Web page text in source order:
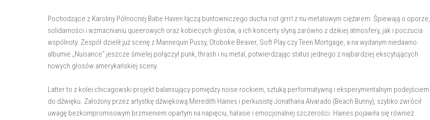
Pochodzące z Karoliny Północnej Babe Haven łączą buntowniczego ducha riot grrrl z nu-metalowym ciężarem. Śpiewają o oporze,
solidarności i wzmacnianiu queerowych oraz kobiecych głosów, a ich koncerty słyną zarówno z dzikiej atmosfery, jak i poczucia
wspólnoty. Zespół dzielił już scenę z Mannequin Pussy, Otoboke Beaver, Soft Play czy Teen Mortgage, a na wydanym niedawno
albumie „Nuisance" jeszcze śmielej połączył punk, thrash i nu metal, potwierdzając status jednego z najbardziej ekscytujących
nowych głosów amerykańskiej sceny.
Latter to z kolei chicagowski projekt balansujący pomiędzy noise rockiem, sztuką performatywną i eksperymentalnym podejściem
do dźwięku. Założony przez artystkę dźwiękową Meredith Haines i perkusistę Jonathana Alvarado (Beach Bunny), szybko zwrócił
uwagę bezkompromisowym brzmieniem opartym na napięciu, hałasie i emocjonalnej szczerości. Haines pojawiła się również